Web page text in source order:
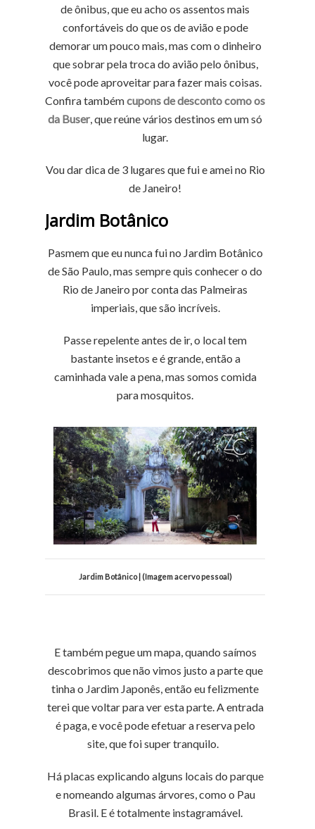
de ônibus, que eu acho os assentos mais
confortáveis do que os de avião e pode
demorar um pouco mais, mas com o dinheiro
que sobrar pela troca do avião pelo ônibus,
você pode aproveitar para fazer mais coisas.
Confira tambémcupons de desconto como os
da Buser, que reúne vários destinos em um só
lugar.
Vou dar dica de 3 lugares que fui e amei no Rio
de Janeiro!
Jardim Botânico
Pasmem que eu nunca fui no Jardim Botânico
de São Paulo, mas sempre quis conhecer o do
Rio de Janeiro por conta das Palmeiras
imperiais, que são incríveis.
Passe repelente antes de ir, o local tem
bastante insetos e é grande, então a
caminhada vale a pena, mas somos comida
para mosquitos.
Jardim Botânico | (Imagem acervo pessoal)
E também pegue um mapa, quando saímos
descobrimos que não vimos justo a parte que
tinha o Jardim Japonês, então eu felizmente
terei que voltar para ver esta parte. A entrada
é paga, e você pode efetuar a reserva pelo
site, que foi super tranquilo.
Há placas explicando alguns locais do parque
e nomeando algumas árvores, como o Pau
Brasil. E é totalmente instagramável.